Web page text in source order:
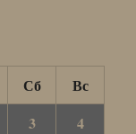
Сб
Вс
3
4